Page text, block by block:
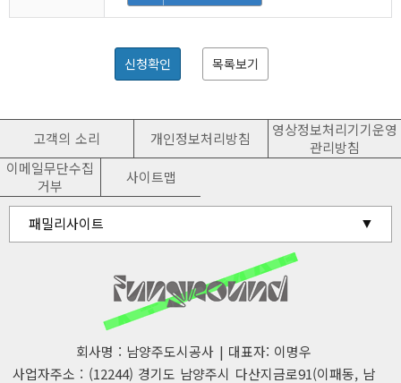
신청확인 목록보기
고객의 소리 개인정보처리방침
영상정보처리기기운영
관리방침
이메일무단수집
거부
사이트맵
패밀리사이트
유관기관 홈페이지
회사명 : 남양주도시공사 | 대표자: 이명우
사업자주소 : (12244) 경기도 남양주시 다산지금로91(이패동, 남